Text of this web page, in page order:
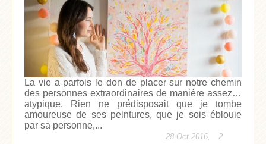
La vie a parfois le don de placer sur notre chemin
des personnes extraordinaires de manière assez…
atypique. Rien ne prédisposait que je tombe
amoureuse de ses peintures, que je sois éblouie
par sa personne,...
28 Oct 2016, 2